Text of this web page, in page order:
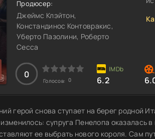
Продюсер:
Джеймс Клэйтон,
Констандинос Контовракис,
Уберто Пазолини, Роберто
Сесса
0
Голосов: 0 6.2
герой снова ступает на берег родной
супруга Пенелопа оказалась
ее выбрать нового короля. Сам